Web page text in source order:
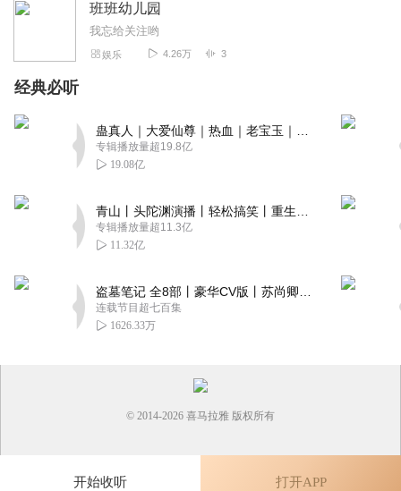
静儿_rj8
我们的确是一个人的生活方式
他播放的是AI生成的
2026-06-03
班班幼儿园
我忘给关注哟
娱乐 4.26万 3
经典必听
专辑播放量超19.8亿
19.08亿
专辑播放量超11.3亿
11.32亿
连载节目超七百集
1626.33万
开始收听 打开APP
© 2014-2026 喜马拉雅 版权所有